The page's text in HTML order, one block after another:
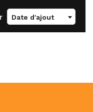
Date d'ajout